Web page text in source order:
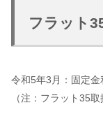
フラット
令和5年3月：固定金
（注：フラット35